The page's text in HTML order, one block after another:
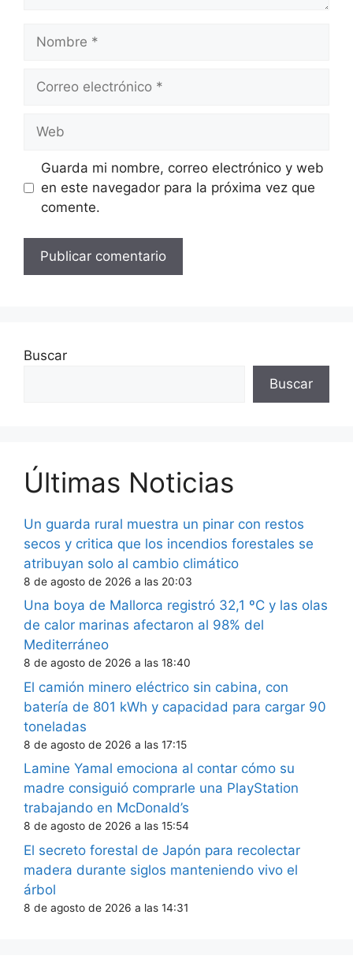
Nombre
Correo
Web
Guarda mi nombre, correo electrónico y web
en este navegador para la próxima vez que
comente.
Buscar
Buscar
Últimas Noticias
Un guarda rural muestra un pinar con restos
secos y critica que los incendios forestales se
atribuyan solo al cambio climático
8 de agosto de 2026 a las 20:03
Una boya de Mallorca registró 32,1 ºC y las olas
de calor marinas afectaron al 98% del
Mediterráneo
8 de agosto de 2026 a las 18:40
El camión minero eléctrico sin cabina, con
batería de 801 kWh y capacidad para cargar 90
toneladas
8 de agosto de 2026 a las 17:15
Lamine Yamal emociona al contar cómo su
madre consiguió comprarle una PlayStation
trabajando en McDonald’s
8 de agosto de 2026 a las 15:54
El secreto forestal de Japón para recolectar
madera durante siglos manteniendo vivo el
árbol
8 de agosto de 2026 a las 14:31